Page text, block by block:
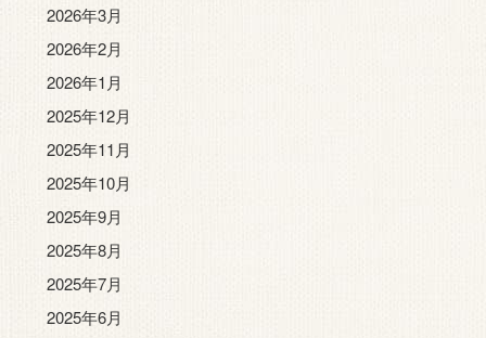
2026年3月
2026年2月
2026年1月
2025年12月
2025年11月
2025年10月
2025年9月
2025年8月
2025年7月
2025年6月